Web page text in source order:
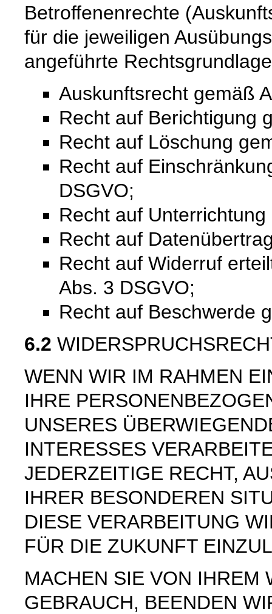
Betroffenenrechte
für die jeweiligen
angeführte
Auskunftsrecht gemäß
Recht auf Berichtigung
Recht auf Löschung
Recht auf
DSGVO;
Recht auf
Recht auf
Recht auf Widerruf
Abs. 3 DSGVO;
Recht auf Beschwerde
6.2
WENN WIR IM RAHMEN
IHRE
UNSERES
INTERESSES
JEDERZEITIGE RECHT,
IHRER BESONDEREN
DIESE VERARBEITUNG
FÜR DIE ZUKUNFT
MACHEN SIE VON IHREM
GEBRAUCH, BEENDEN